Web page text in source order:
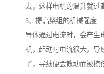
去，这样电机的温升就过
3、提高绕组的机械强度
导体通过电流时，会产生
机，起动时电流很大，导
了，导线便会散动而被